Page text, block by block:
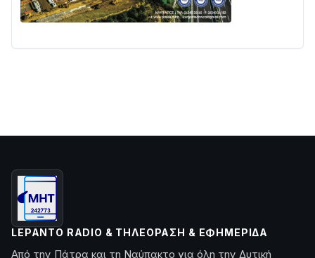
LEPANTO RADIO & ΤΗΛΕΌΡΑΣΗ & ΕΦΗΜΕΡΊΔΑ
Από την Πάτρα και τη Ναύπακτο για όλη την Δυτική